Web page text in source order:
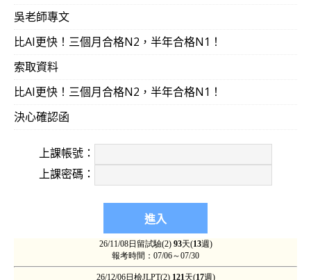
吳老師專文
比AI更快！三個月合格N2，半年合格N1！
索取資料
比AI更快！三個月合格N2，半年合格N1！
決心確認函
上課帳號：
上課密碼：